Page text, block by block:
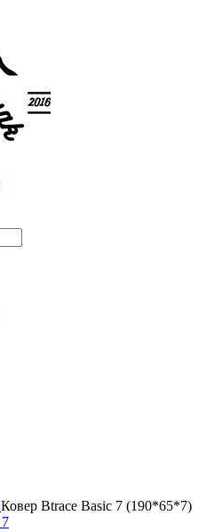
Ковер Btrace Basic 7 (190*65*7)